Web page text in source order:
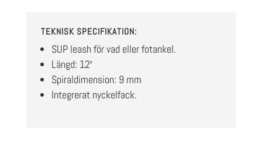
TEKNISK SPECIFIKATION:
SUP leash för vad eller fotankel.
Längd: 12′
Spiraldimension: 9 mm
Integrerat nyckelfack.